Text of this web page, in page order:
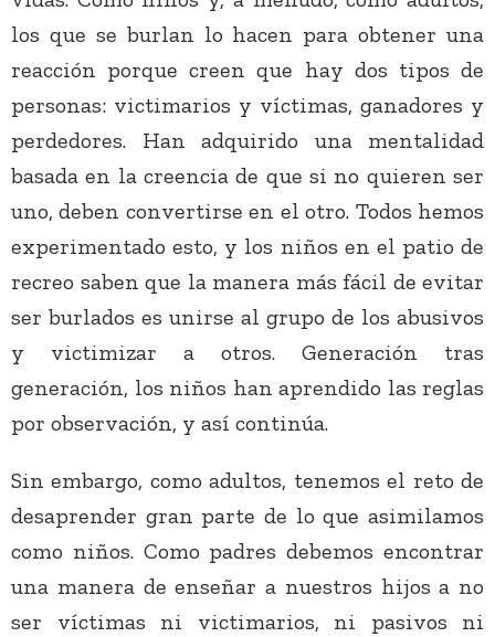
los que se burlan lo hacen para obtener una
reacción porque creen que hay dos tipos de
personas: victimarios y víctimas, ganadores y
perdedores. Han adquirido una mentalidad
basada en la creencia de que si no quieren ser
uno, deben convertirse en el otro. Todos hemos
experimentado esto, y los niños en el patio de
recreo saben que la manera más fácil de evitar
ser burlados es unirse al grupo de los abusivos
y victimizar a otros. Generación tras
generación, los niños han aprendido las reglas
por observación, y así continúa.
Sin embargo, como adultos, tenemos el reto de
desaprender gran parte de lo que asimilamos
como niños. Como padres debemos encontrar
una manera de enseñar a nuestros hijos a no
ser víctimas ni victimarios, ni pasivos ni